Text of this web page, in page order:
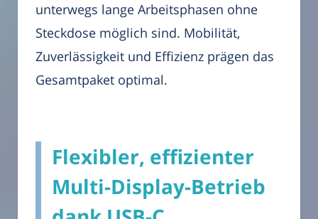
unterwegs lange Arbeitsphasen ohne
Steckdose möglich sind. Mobilität,
Zuverlässigkeit und Effizienz prägen das
Gesamtpaket optimal.
Flexibler, effizienter
Multi-Display-Betrieb